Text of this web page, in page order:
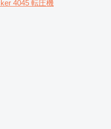
4045 転圧機